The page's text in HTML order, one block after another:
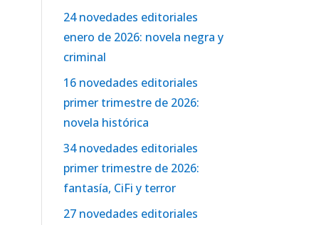
24 novedades editoriales
enero de 2026: novela negra y
criminal
16 novedades editoriales
primer trimestre de 2026:
novela histórica
34 novedades editoriales
primer trimestre de 2026:
fantasía, CiFi y terror
27 novedades editoriales